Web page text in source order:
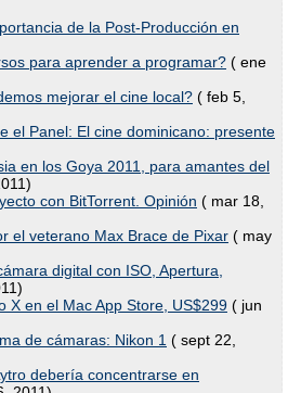
de la Post-Producción en
para aprender a programar? ( ene
mejorar el cine local? ( feb 5,
el Panel: El cine dominicano: presente
en los Goya 2011, para amantes del
con BitTorrent. Opinión ( mar 18,
el veterano Max Brace de Pixar ( may
digital con ISO, Apertura,
X en el Mac App Store, US$299 ( jun
de cámaras: Nikon 1 ( sept 22,
debería concentrarse en